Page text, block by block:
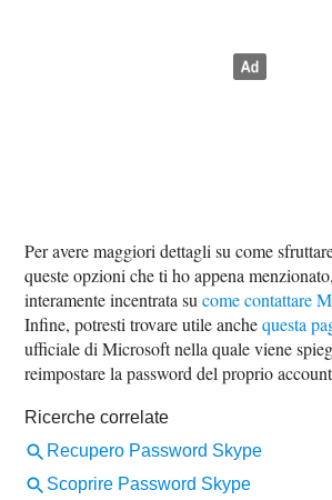
Per avere maggiori dettagli su come
queste opzioni che ti ho appena
interamente incentrata sucome contattare
Infine, potresti trovare utile anchequesta
ufficiale di Microsoft nella quale viene
reimpostare la password del proprio